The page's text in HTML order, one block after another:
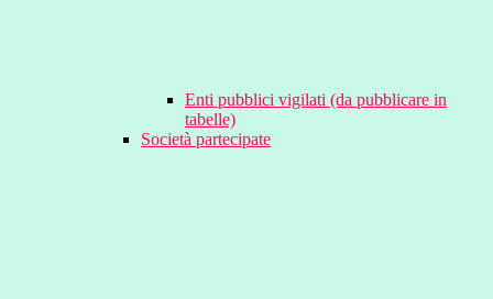
Enti pubblici vigilati (da pubblicare in
tabelle)
Società partecipate